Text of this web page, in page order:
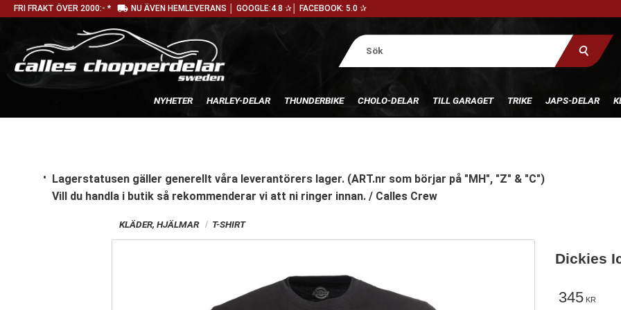
FRI FRAKT ÖVER 2000:- * local_shipping NU ÄVEN HEMLEVERANS │ GOOGLE:4.8 ✰│ FACEBOOK: 5.0 ✰
NYHETER HARLEY-DELAR THUNDERBIKE CHOLO-DELAR TILL GARAGET TRIKE JAPS-DELAR
Lagerstatusen gäller generellt våra leverantörers lager. (ART.nr som börjar på "MH", "Z" & "C")
Vill du handla i butik så rekommenderar vi att ni ringer innan. / Calles Crew
KLÄDER, HJÄLMAR T-SHIRT
Dickies
345 KR